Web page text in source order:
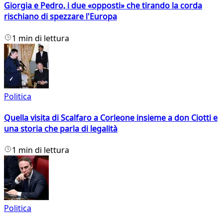
Giorgia e Pedro, i due «opposti» che tirando la corda
rischiano di spezzare l'Europa
1 min di lettura
Politica
Quella visita di Scalfaro a Corleone insieme a don Ciotti e
una storia che parla di legalità
1 min di lettura
Politica